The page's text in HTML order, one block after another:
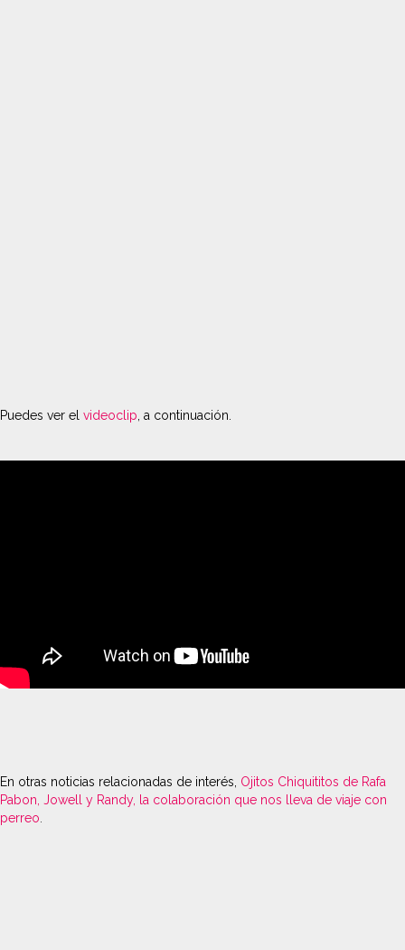
Puedes ver el videoclip, a continuación.
En otras noticias relacionadas de interés, Ojitos Chiquititos de Rafa
Pabon, Jowell y Randy, la colaboración que nos lleva de viaje con
perreo.